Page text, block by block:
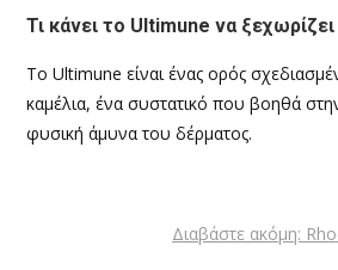
Τι κάνει το Ultimune να ξεχωρίζει
Το Ultimune είναι ένας ορός
καμέλια, ένα συστατικό που βοηθά
φυσική άμυνα του δέρματος.
Διαβάστε ακόμη: